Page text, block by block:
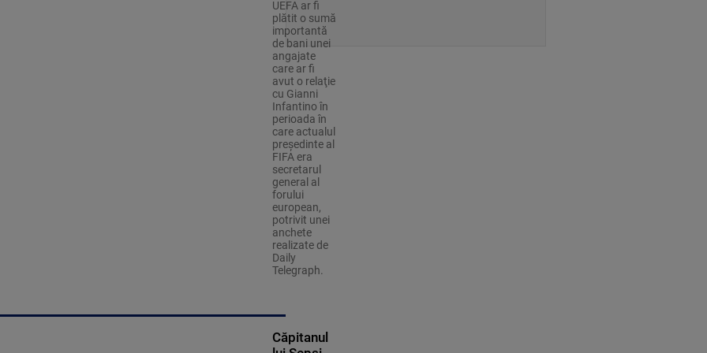
UEFA ar fi
plătit o sumă
importantă
de bani unei
angajate
care ar fi
avut o relaţie
cu Gianni
Infantino în
perioada în
care actualul
preşedinte al
FIFA era
secretarul
general al
forului
european,
potrivit unei
anchete
realizate de
Daily
Telegraph.
Căpitanul